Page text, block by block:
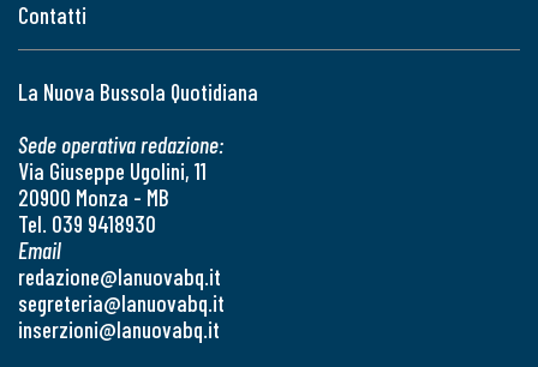
Contatti
La Nuova Bussola Quotidiana
Sede operativa redazione:
Via Giuseppe Ugolini, 11
20900 Monza - MB
Tel. 039 9418930
Email
redazione@lanuovabq.it
segreteria@lanuovabq.it
inserzioni@lanuovabq.it